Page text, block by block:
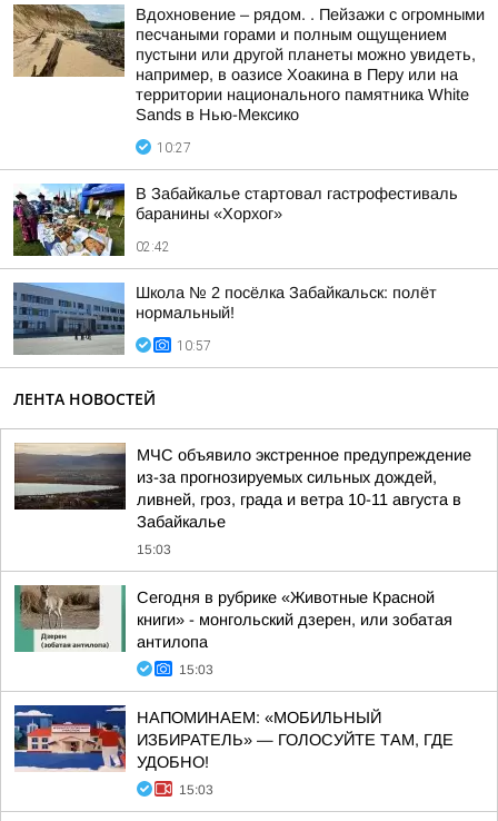
Вдохновение – рядом. . Пейзажи с огромными
песчаными горами и полным ощущением
пустыни или другой планеты можно увидеть,
например, в оазисе Хоакина в Перу или на
территории национального памятника White
Sands в Нью-Мексико
10:27
В Забайкалье стартовал гастрофестиваль
баранины «Хорхог»
02:42
Школа № 2 посёлка Забайкальск: полёт
нормальный!
10:57
ЛЕНТА НОВОСТЕЙ
МЧС объявило экстренное предупреждение
из-за прогнозируемых сильных дождей,
ливней, гроз, града и ветра 10-11 августа в
Забайкалье
15:03
Сегодня в рубрике «Животные Красной
книги» - монгольский дзерен, или зобатая
антилопа
15:03
НАПОМИНАЕМ: «МОБИЛЬНЫЙ
ИЗБИРАТЕЛЬ» — ГОЛОСУЙТЕ ТАМ, ГДЕ
УДОБНО!
15:03